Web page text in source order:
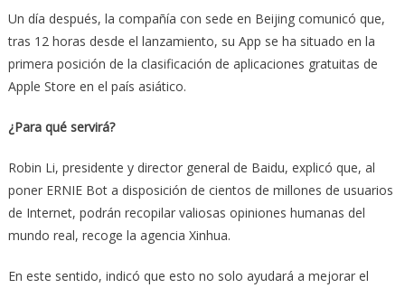
Un día después, la compañía con sede en Beijing comunicó que,
tras 12 horas desde el lanzamiento, su App se ha situado en la
primera posición de la clasificación de aplicaciones gratuitas de
Apple Store en el país asiático.
¿Para qué servirá?
Robin Li, presidente y director general de Baidu, explicó que, al
poner ERNIE Bot a disposición de cientos de millones de usuarios
de Internet, podrán recopilar valiosas opiniones humanas del
mundo real, recoge la agencia Xinhua.
En este sentido, indicó que esto no solo ayudará a mejorar el